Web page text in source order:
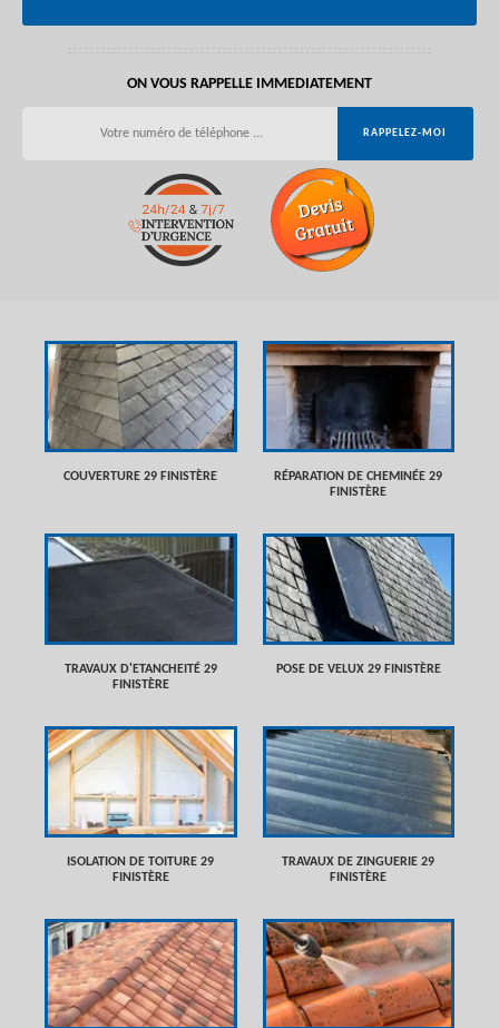
ON VOUS RAPPELLE IMMEDIATEMENT
COUVERTURE 29 FINISTÈRE
RÉPARATION DE CHEMINÉE 29
FINISTÈRE
TRAVAUX D'ETANCHEITÉ 29
FINISTÈRE
POSE DE VELUX 29 FINISTÈRE
ISOLATION DE TOITURE 29
FINISTÈRE
TRAVAUX DE ZINGUERIE 29
FINISTÈRE